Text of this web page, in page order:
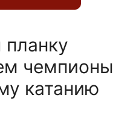
чемпионы
катанию